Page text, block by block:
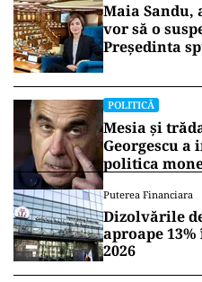
Maia Sandu,
vor să o
Președinta
POLITICĂ
Mesia și
Georgescu
politica
Puterea Financiara
Dizolvările
aproape
2026